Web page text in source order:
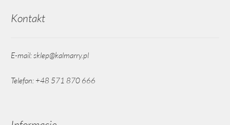
Kontakt
E-mail: sklep@kalmarry.pl
Telefon: +48 571 870 666